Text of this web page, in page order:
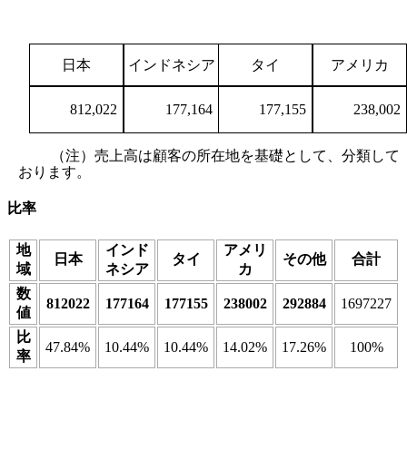
日本 インドネシア タイ アメリカ
812,022 177,164 177,155 238,002
（注）売上高は顧客の所在地を基礎として、分類して
おります。
比率
地
域
日本
インド
ネシア
タイ
アメリ
カ
その他 合計
数
値
812022 177164 177155 238002 292884 1697227
比
率
47.84% 10.44% 10.44% 14.02% 17.26% 100%